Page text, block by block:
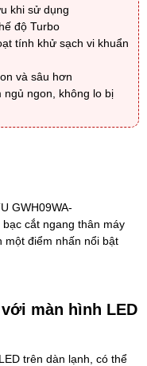
khi sử dụng
độ Turbo
tính khử sạch vi khuẩn
và sâu hơn
ngủ ngon, không lo bị
GWH09WA-
cắt ngang thân máy
một điểm nhấn nổi bật
màn hình LED
trên dàn lạnh, có thể